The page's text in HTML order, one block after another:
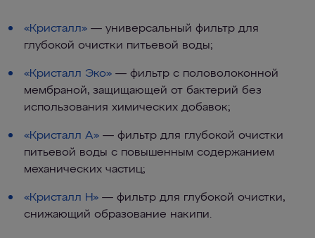
«Кристалл» — универсальный фильтр для
глубокой очистки питьевой воды;
«Кристалл Эко» — фильтр с половолоконной
мембраной, защищающей от бактерий без
использования химических добавок;
«Кристалл А» — фильтр для глубокой очистки
питьевой воды с повышенным содержанием
механических частиц;
«Кристалл Н» — фильтр для глубокой очистки,
снижающий образование накипи.